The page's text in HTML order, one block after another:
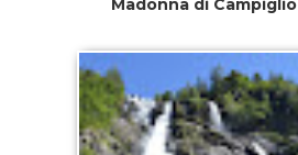
Madonna di Campiglio